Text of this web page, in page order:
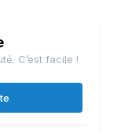
C’est facile !